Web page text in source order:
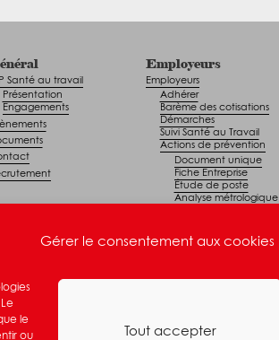
Gérer le consentement aux cookies
le
ou
Tout accepter
Santé au travail
Présentation
Engagements
Employeurs
Employeurs
Adhérer
Barème des cotisations
Démarches
Suivi Santé au Travail
Actions de prévention
Document unique
Fiche Entreprise
Étude de poste
Analyse métrologique